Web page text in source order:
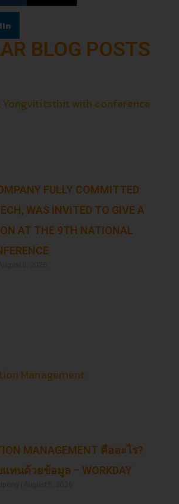
BLOG POSTS
FULLY COMMITTED
WAS INVITED TO GIVE A
AT THE 9TH NATIONAL
MANAGEMENT คืออะไร?
ทนด้วยข้อมูล – WORKDAY